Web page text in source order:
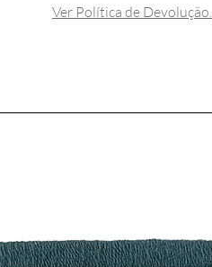
Ver Política de Devolução.